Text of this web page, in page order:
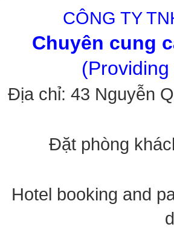
CÔNG TY
Chuyên cung
Địa chỉ: 43 Nguyễn
Đặt phòng
Hotel booking and